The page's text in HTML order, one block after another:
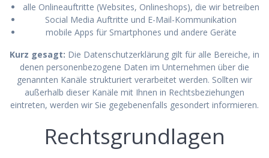
alle Onlineauftritte (Websites, Onlineshops), die wir betreiben
Social Media Auftritte und E-Mail-Kommunikation
mobile Apps für Smartphones und andere Geräte
Kurz gesagt: Die Datenschutzerklärung gilt für alle Bereiche, in
denen personenbezogene Daten im Unternehmen über die
genannten Kanäle strukturiert verarbeitet werden. Sollten wir
außerhalb dieser Kanäle mit Ihnen in Rechtsbeziehungen
eintreten, werden wir Sie gegebenenfalls gesondert informieren.
Rechtsgrundlagen